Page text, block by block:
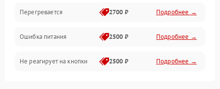
Перегревается 2700 ₽ Подробнее →
Ошибка питания 2500 ₽ Подробнее →
Не реагирует на кнопки 2500 ₽ Подробнее →